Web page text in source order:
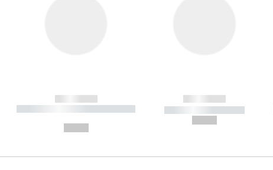
------------
----------- ----------- ----------
------------
----------- -----------